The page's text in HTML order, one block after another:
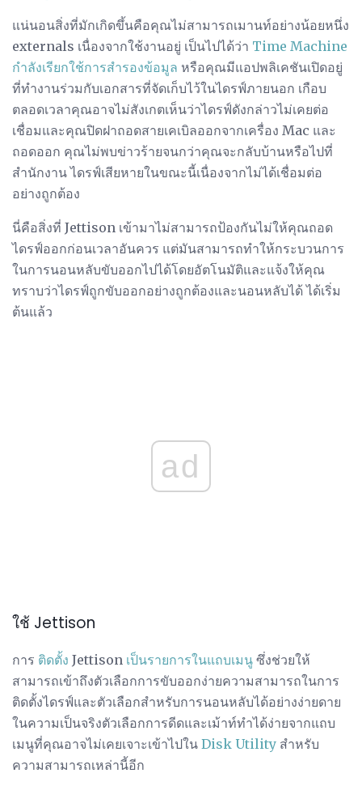
แน่นอนสิ่งที่มักเกิดขึ้นคือคุณไม่สามารถเมานท์อย่างน้อยหนึ่ง
externals เนื่องจากใช้งานอยู่ เป็นไปได้ว่า Time Machine
กำลังเรียกใช้การสำรองข้อมูล หรือคุณมีแอปพลิเคชันเปิดอยู่
ที่ทำงานร่วมกับเอกสารที่จัดเก็บไว้ในไดรฟ์ภายนอก เกือบ
ตลอดเวลาคุณอาจไม่สังเกตเห็นว่าไดรฟ์ดังกล่าวไม่เคยต่อ
เชื่อมและคุณปิดฝาถอดสายเคเบิลออกจากเครื่อง Mac และ
ถอดออก คุณไม่พบข่าวร้ายจนกว่าคุณจะกลับบ้านหรือไปที่
สำนักงาน ไดรฟ์เสียหายในขณะนี้เนื่องจากไม่ได้เชื่อมต่อ
อย่างถูกต้อง
นี่คือสิ่งที่ Jettison เข้ามาไม่สามารถป้องกันไม่ให้คุณถอด
ไดรฟ์ออกก่อนเวลาอันควร แต่มันสามารถทำให้กระบวนการ
ในการนอนหลับขับออกไปได้โดยอัตโนมัติและแจ้งให้คุณ
ทราบว่าไดรฟ์ถูกขับออกอย่างถูกต้องและนอนหลับได้ ได้เริ่ม
ต้นแล้ว
ad
ใช้ Jettison
การ ติดตั้ง Jettison เป็นรายการในแถบเมนู ซึ่งช่วยให้
สามารถเข้าถึงตัวเลือกการขับออกง่ายความสามารถในการ
ติดตั้งไดรฟ์และตัวเลือกสำหรับการนอนหลับได้อย่างง่ายดาย
ในความเป็นจริงตัวเลือกการดีดและเม้าท์ทำได้ง่ายจากแถบ
เมนูที่คุณอาจไม่เคยเจาะเข้าไปใน Disk Utility สำหรับ
ความสามารถเหล่านี้อีก